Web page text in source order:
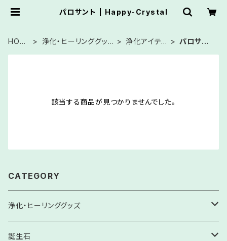
パロサント | Happy-Crystal
HOM
浄化・ヒーリンググッ
浄化アイテ
パロサン
該当する商品が見つかりませんでした。
CATEGORY
浄化・ヒーリンググッズ
サザレ
誕生石